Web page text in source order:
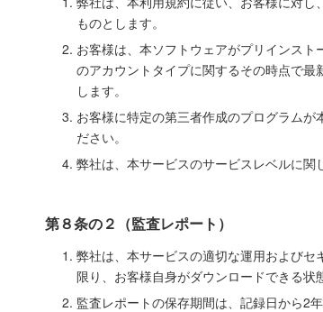
ものとします。
お客様は、本ソフトウェアがプリインス
のアカウントタイプに関するその時点で
します。
お客様に特定の第三者作成のプログラム
ださい。
弊社は、本サービスのサービスレベルに関
第８条の２（監査レポート）
弊社は、本サービスの適切な運用および
限り、お客様自身がダウンロードできる状
監査レポートの保存期間は、記録日から2年